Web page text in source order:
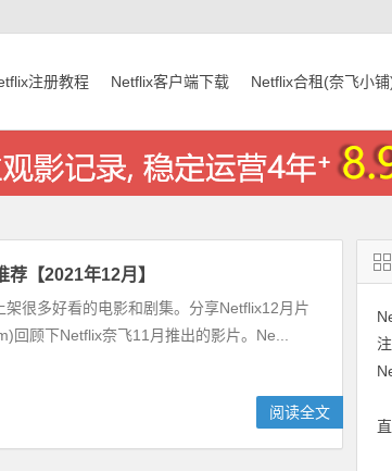
注册教程 Netflix客户端下载 Netflix合租(奈飞小铺
【2021年12月】
很多好看的电影和剧集。分享Netflix12月片
回顾下Netflix奈飞11月推出的影片。Ne...
阅读全文